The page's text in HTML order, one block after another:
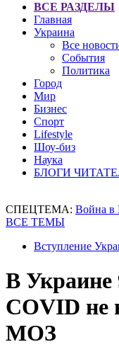
ВСЕ РАЗДЕЛЫ
Главная
Украина
Все
События
Политика
Город
Мир
Бизнес
Спорт
Lifestyle
Шоу-биз
Наука
БЛОГИ
СПЕЦТЕМА: Война в
ВСЕ ТЕМЫ
Вступление
В Украине
COVID не
МОЗ